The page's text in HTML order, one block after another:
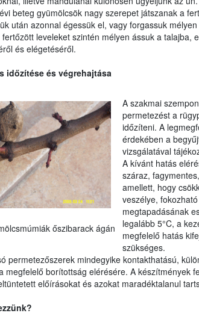
beteg gyümölcsök nagy szerepet játszanak a
után azonnal égessük el, vagy forgassuk
leveleket szintén mélyen ássuk a talajba,
és elégetéséről.
időzítése és végrehajtása
őszibarack ágán
A szakmai
permetezést a
időzíteni. A
érdekében a
vizsgálatával
A kívánt hatás
száraz,
amellett, hogy
veszélye,
megtapadásának
legalább 5°C, a
megfelelő hatás
szükséges.
permetezőszerek mindegyike kontakthatású,
megfelelő borítottság elérésére. A készítmények
előírásokat és azokat maradéktalanul